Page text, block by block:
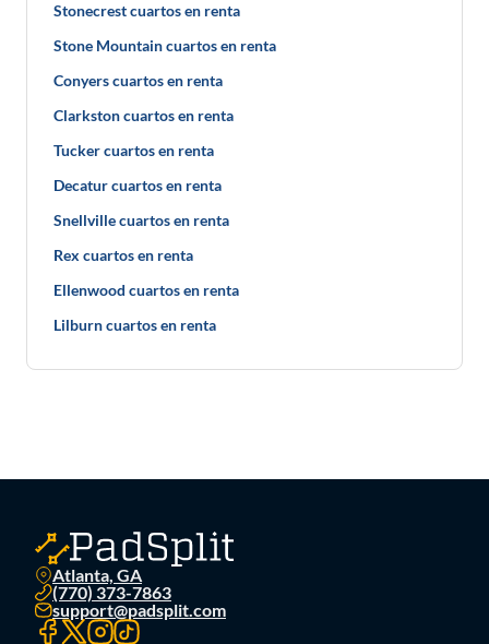
Stonecrest cuartos en renta
Stone Mountain cuartos en renta
Conyers cuartos en renta
Clarkston cuartos en renta
Tucker cuartos en renta
Decatur cuartos en renta
Snellville cuartos en renta
Rex cuartos en renta
Ellenwood cuartos en renta
Lilburn cuartos en renta
Atlanta, GA
(770) 373-7863
support@padsplit.com